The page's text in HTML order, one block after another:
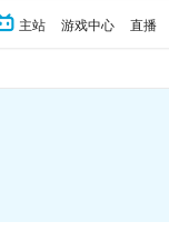
主站 游戏中心 直播